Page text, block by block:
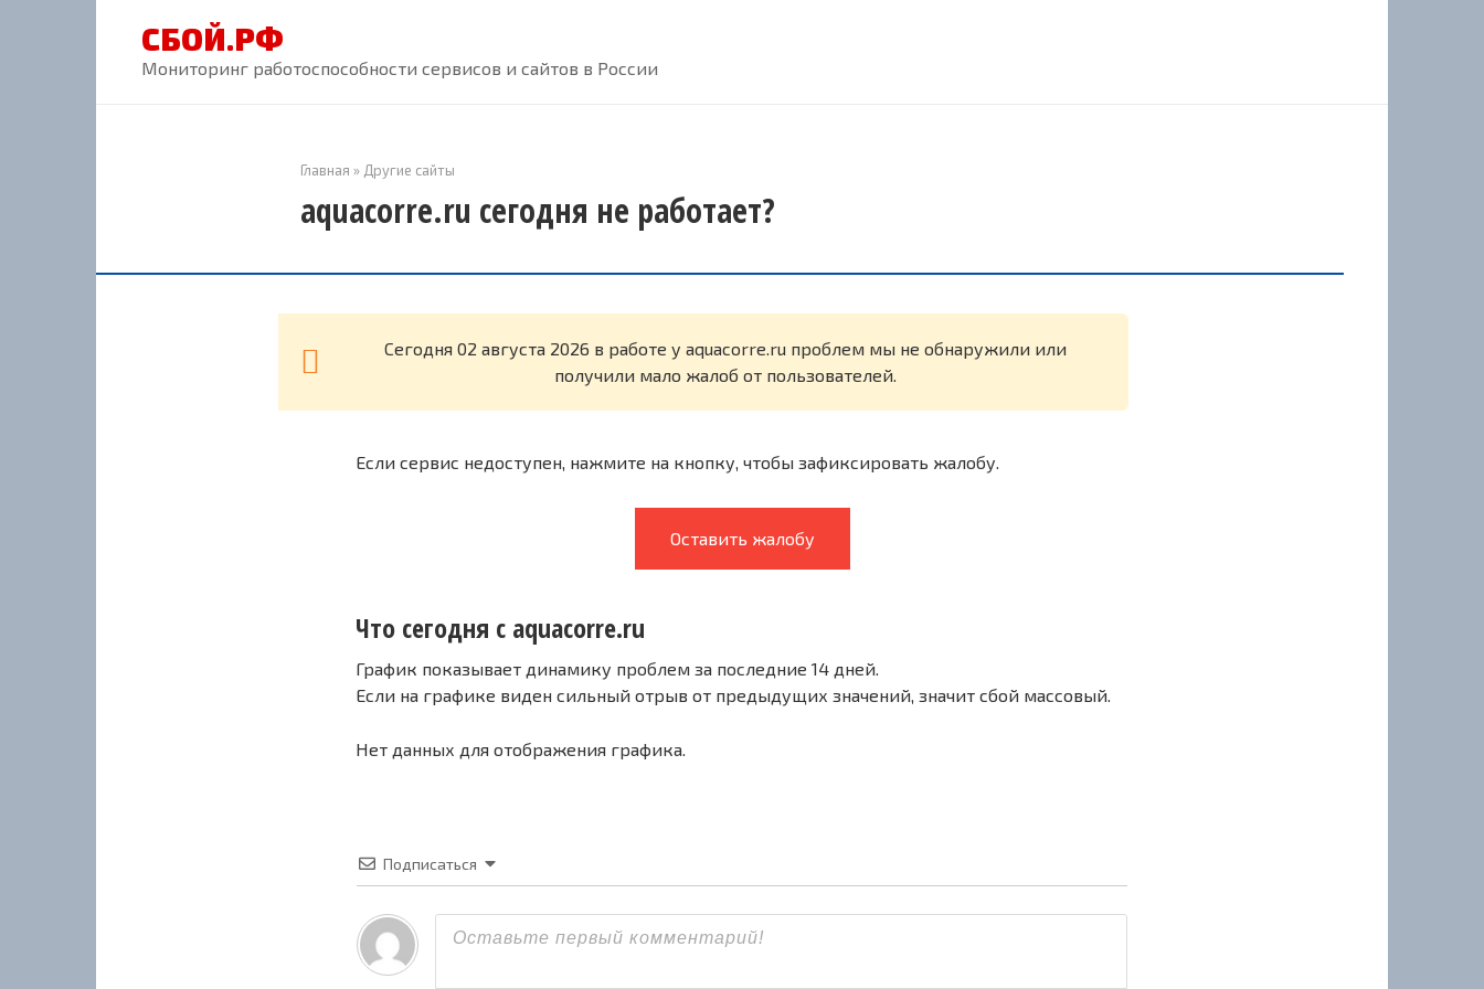
СБОЙ.РФ
Мониторинг работоспособности сервисов и сайтов в России
Главная » Другие сайты
aquacorre.ru сегодня не работает?
Cегодня 02 августа 2026 в работе у aquacorre.ru проблем мы не обнаружили или
получили мало жалоб от пользователей.
Если сервис недоступен, нажмите на кнопку, чтобы зафиксировать жалобу.
Оставить жалобу
Что сегодня с aquacorre.ru
График показывает динамику проблем за последние 14 дней.
Если на графике виден сильный отрыв от предыдущих значений, значит сбой массовый.
Нет данных для отображения графика.
Подписаться